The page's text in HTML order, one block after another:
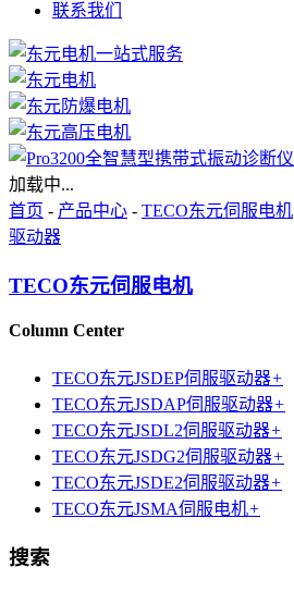
联系我们
加载中...
首页 - 产品中心 - TECO东元伺服电机
驱动器
TECO东元伺服电机
Column Center
TECO东元JSDEP伺服驱动器+
TECO东元JSDAP伺服驱动器+
TECO东元JSDL2伺服驱动器+
TECO东元JSDG2伺服驱动器+
TECO东元JSDE2伺服驱动器+
TECO东元JSMA伺服电机+
搜索